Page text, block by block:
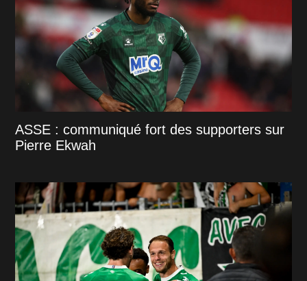
ASSE : communiqué fort des supporters sur
Pierre Ekwah